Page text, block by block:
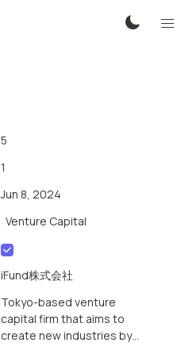
5
1
Jun 8, 2024
Venture Capital
iFund株式会社
Tokyo-based venture
capital firm that aims to
create new industries by